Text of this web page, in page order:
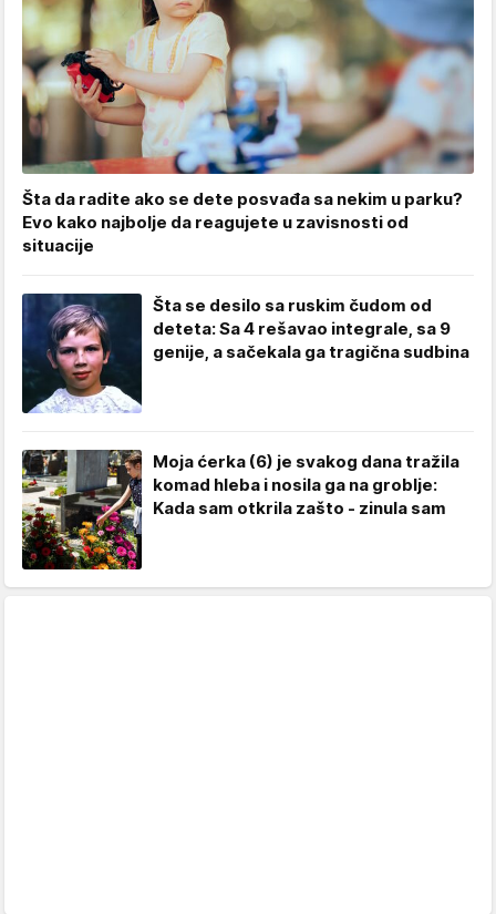
Šta da radite ako se dete posvađa sa nekim u parku?
Evo kako najbolje da reagujete u zavisnosti od
situacije
Šta se desilo sa ruskim čudom od
deteta: Sa 4 rešavao integrale, sa 9
genije, a sačekala ga tragična sudbina
Moja ćerka (6) je svakog dana tražila
komad hleba i nosila ga na groblje:
Kada sam otkrila zašto - zinula sam